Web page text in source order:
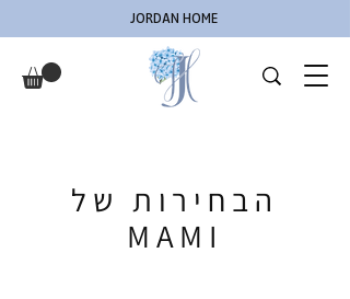
JORDAN HOME
הבחירות של
MAMI